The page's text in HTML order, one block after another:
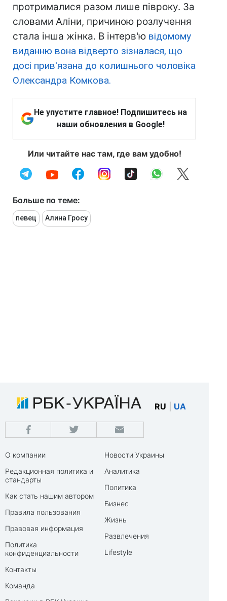
протрималися разом лише півроку. За
словами Аліни, причиною розлучення
стала інша жінка. В інтерв'ю відомому
виданню вона відверто зізналася, що
досі прив'язана до колишнього чоловіка
Олександра Комкова.
Не упустите главное! Подпишитесь на
наши обновления в Google!
Или читайте нас там, где вам удобно!
Больше по теме:
певец Алина Гросу
RU UA
О компании
Редакционная политика и
стандарты
Как стать нашим автором
Правила пользования
Правовая информация
Политика
конфиденциальности
Контакты
Команда
Новости Украины
Аналитика
Политика
Бизнес
Жизнь
Развлечения
Lifestyle